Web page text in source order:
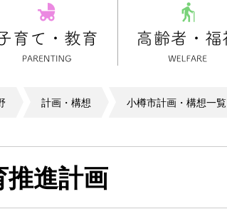
計画・構想 小樽市計画・構想一覧
進計画